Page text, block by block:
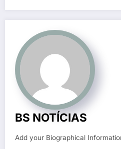
BS NOTÍCIAS
Add your Biographical